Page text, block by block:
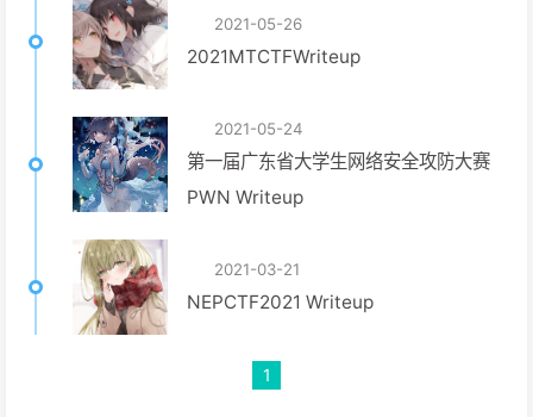
2021-05-26
2021MTCTFWriteup
2021-05-24
第一届广东省大学生网络安全攻防大赛
PWN Writeup
2021-03-21
NEPCTF2021 Writeup
1